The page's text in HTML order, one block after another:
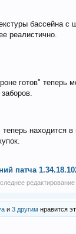
бассейна с
реалистично.
готов" теперь
находится в
патча
и 3 другим нравится